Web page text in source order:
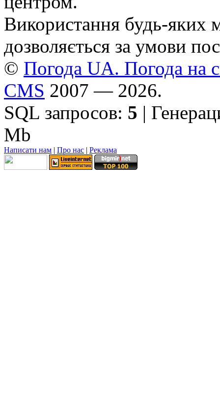
Використання будь-яких
дозволяється за умови
© Погода UA. Погода на
CMS 2007 — 2026.
SQL запросов: 5 |
Mb
Написати нам | Про нас | Реклама